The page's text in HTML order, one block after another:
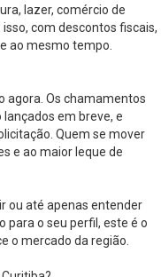
lazer, comércio de
com descontos fiscais,
ao mesmo tempo.
agora. Os chamamentos
em breve, e
Quem se mover
e ao maior leque de
ou até apenas entender
o seu perfil, este é o
o mercado da região.